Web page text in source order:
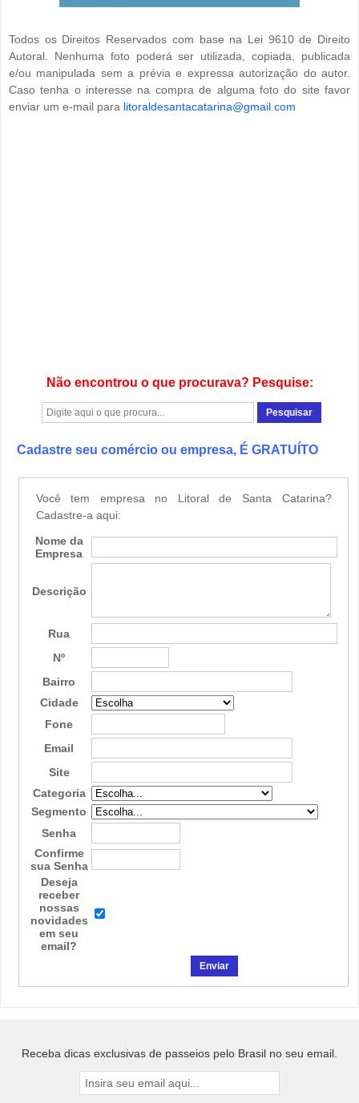
Todos os Direitos Reservados com base na Lei 9610 de Direito
Autoral. Nenhuma foto poderá ser utilizada, copiada, publicada
e/ou manipulada sem a prévia e expressa autorização do autor.
Caso tenha o interesse na compra de alguma foto do site favor
enviar um e-mail para litoraldesantacatarina@gmail.com
Não encontrou o que procurava? Pesquise:
Cadastre seu comércio ou empresa, É GRATUÍTO
Você tem empresa no Litoral de Santa Catarina?
Cadastre-a aqui:
Nome da
Empresa
Descrição
Rua
Nº
Bairro
Cidade
Fone
Email
Site
Categoria
Segmento
Senha
Confirme
sua Senha
Deseja
receber
nossas
novidades
em seu
email?
Receba dicas exclusivas de passeios pelo Brasil no seu email.